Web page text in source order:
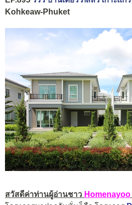
Kohkeaw-Phuket
สวัสดีค่าท่านผู้อ่านชาว Homenayoo